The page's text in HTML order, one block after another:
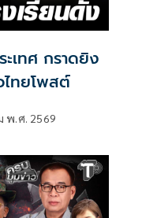
เทศ กราดยิง
ไทยโพสต์
พ.ศ. 2569